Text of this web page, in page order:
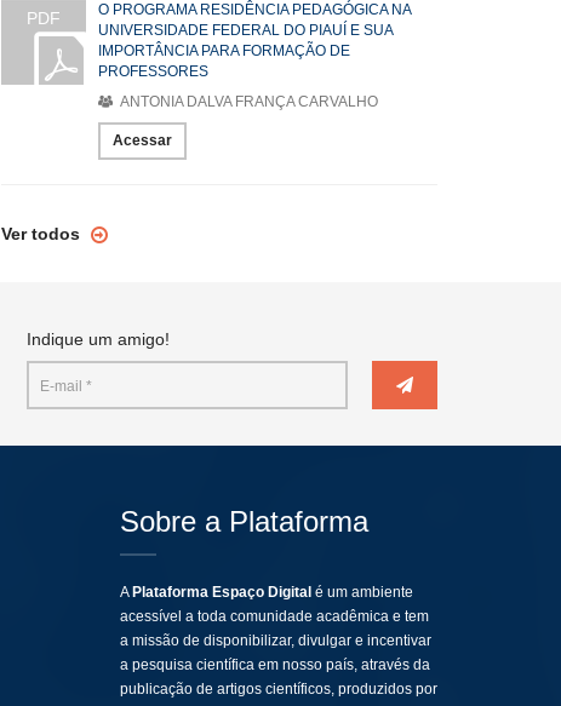
PDF
O PROGRAMA RESIDÊNCIA PEDAGÓGICA NA
UNIVERSIDADE FEDERAL DO PIAUÍ E SUA
IMPORTÂNCIA PARA FORMAÇÃO DE
PROFESSORES
ANTONIA DALVA FRANÇA CARVALHO
Acessar
Ver todos
Indique um amigo!
Sobre a Plataforma
A Plataforma Espaço Digital é um ambiente
acessível a toda comunidade acadêmica e tem
a missão de disponibilizar, divulgar e incentivar
a pesquisa científica em nosso país, através da
publicação de artigos científicos, produzidos por